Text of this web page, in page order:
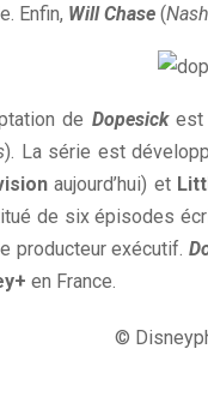
Enfin, Will Chase (
de Dopesickest
). La série est
aujourd’hui) et
de six épisodes
producteur exécutif.
en France.
©